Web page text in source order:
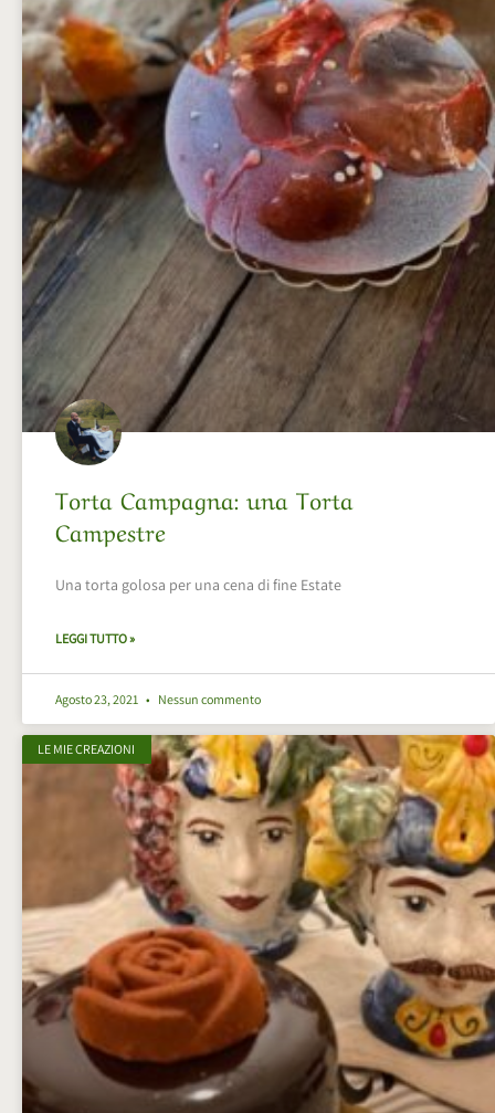
Torta Campagna: una Torta
Campestre
Una torta golosa per una cena di fine Estate
LEGGI TUTTO »
Agosto 23, 2021 Nessun commento
LE MIE CREAZIONI